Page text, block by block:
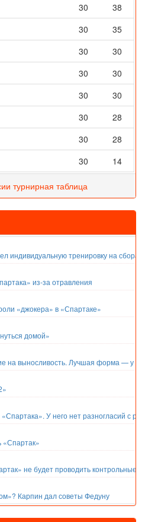
30
38
30
35
30
30
30
30
30
30
30
28
30
28
30 14
турнирная таблица
индивидуальную тренировку на
из-за отравления
«джокера» в «Спартаке»
домой»
на выносливость. Лучшая форма — у
У него нет разногласий с
«Спартак»
не будет проводить контрольные
Карпин дал советы Федуну